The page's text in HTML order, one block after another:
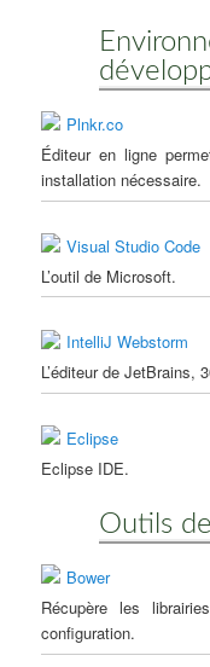
Plnkr.co
Éditeur en ligne
installation nécessaire.
Visual Studio Code
L’outil de Microsoft.
IntelliJ Webstorm
L’éditeur de JetBrains,
Eclipse
Eclipse IDE.
Outils
Bower
Récupère les
configuration.